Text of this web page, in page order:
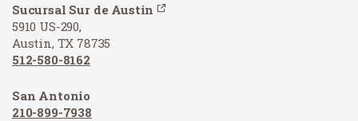
Sucursal Sur de Austin
5910 US-290,
Austin, TX 78735
512-580-8162
San Antonio
210-899-7938